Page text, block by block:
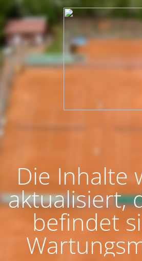
Die Inhalte
aktualisiert,
befindet